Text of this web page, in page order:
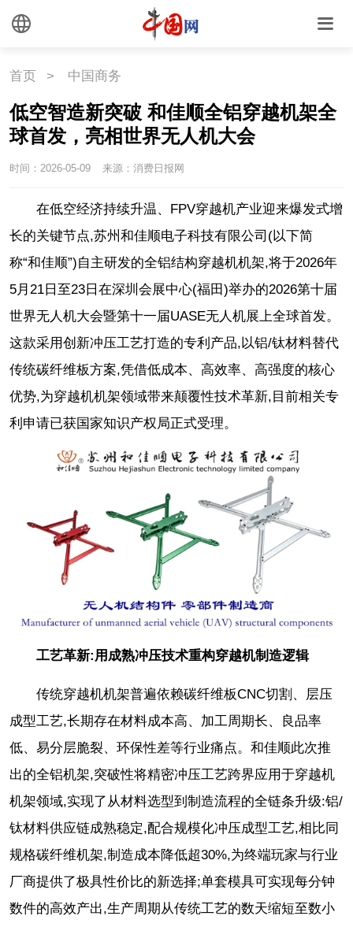
首页 > 中国商务
低空智造新突破 和佳顺全铝穿越机架全
球首发，亮相世界无人机大会
时间：2026-05-09 来源：消费日报网
在低空经济持续升温、FPV穿越机产业迎来爆发式增
长的关键节点,苏州和佳顺电子科技有限公司(以下简
称“和佳顺”)自主研发的全铝结构穿越机机架,将于2026年
5月21日至23日在深圳会展中心(福田)举办的2026第十届
世界无人机大会暨第十一届UASE无人机展上全球首发。
这款采用创新冲压工艺打造的专利产品,以铝/钛材料替代
传统碳纤维板方案,凭借低成本、高效率、高强度的核心
优势,为穿越机机架领域带来颠覆性技术革新,目前相关专
利申请已获国家知识产权局正式受理。
工艺革新:用成熟冲压技术重构穿越机制造逻辑
传统穿越机机架普遍依赖碳纤维板CNC切割、层压
成型工艺,长期存在材料成本高、加工周期长、良品率
低、易分层脆裂、环保性差等行业痛点。和佳顺此次推
出的全铝机架,突破性将精密冲压工艺跨界应用于穿越机
机架领域,实现了从材料选型到制造流程的全链条升级:铝/
钛材料供应链成熟稳定,配合规模化冲压成型工艺,相比同
规格碳纤维机架,制造成本降低超30%,为终端玩家与行业
厂商提供了极具性价比的新选择;单套模具可实现每分钟
数件的高效产出,生产周期从传统工艺的数天缩短至数小